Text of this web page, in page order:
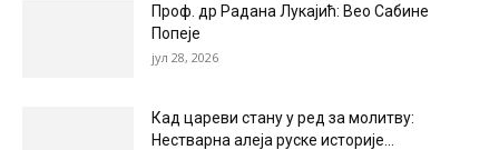
Проф. др Радана Лукајић: Вео Сабине
Попеје
јул 28, 2026
Кад цареви стану у ред за молитву:
Нестварна алеја руске историје...